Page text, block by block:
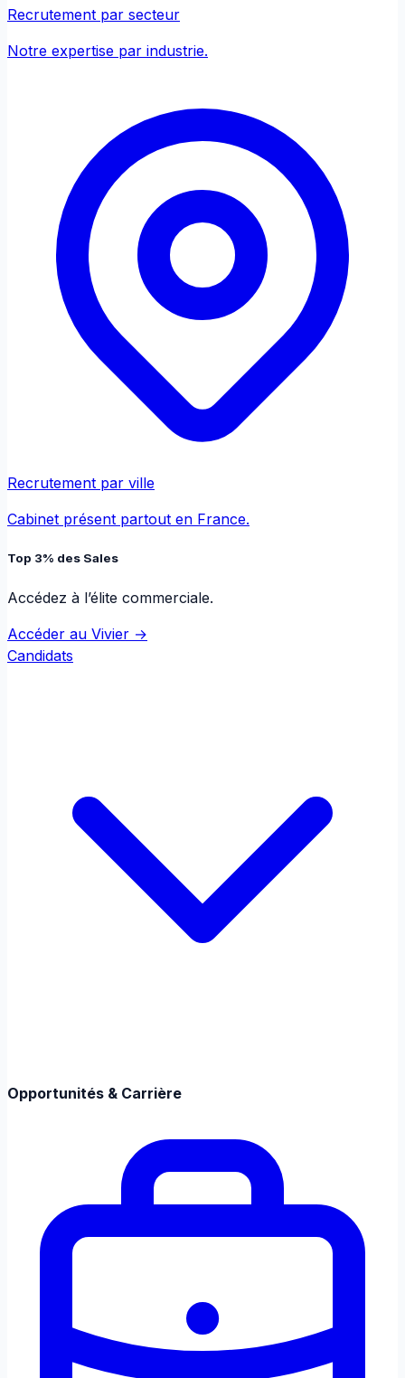
Recrutement par secteur
Notre expertise par industrie.
Recrutement par ville
Cabinet présent partout en France.
Top 3% des Sales
Accédez à l’élite commerciale.
Accéder au Vivier →
Candidats
Opportunités & Carrière